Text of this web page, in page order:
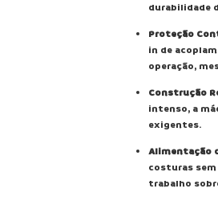
durabilidade
Proteção
in de
operação,
Construção
intenso, a
exigentes.
Alimentação
costuras
trabalho